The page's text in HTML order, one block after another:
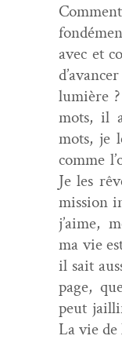
avec et
lumière
mots, il
mots, je
comme
Je les
mis­sion
j’aime,
ma vie
il sait
page,
peut
La vie de